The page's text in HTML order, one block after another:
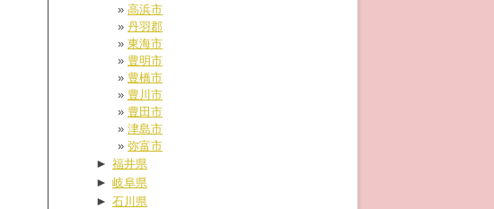
高浜市
丹羽郡
東海市
豊明市
豊橋市
豊川市
豊田市
津島市
弥富市
► 福井県
► 岐阜県
► 石川県